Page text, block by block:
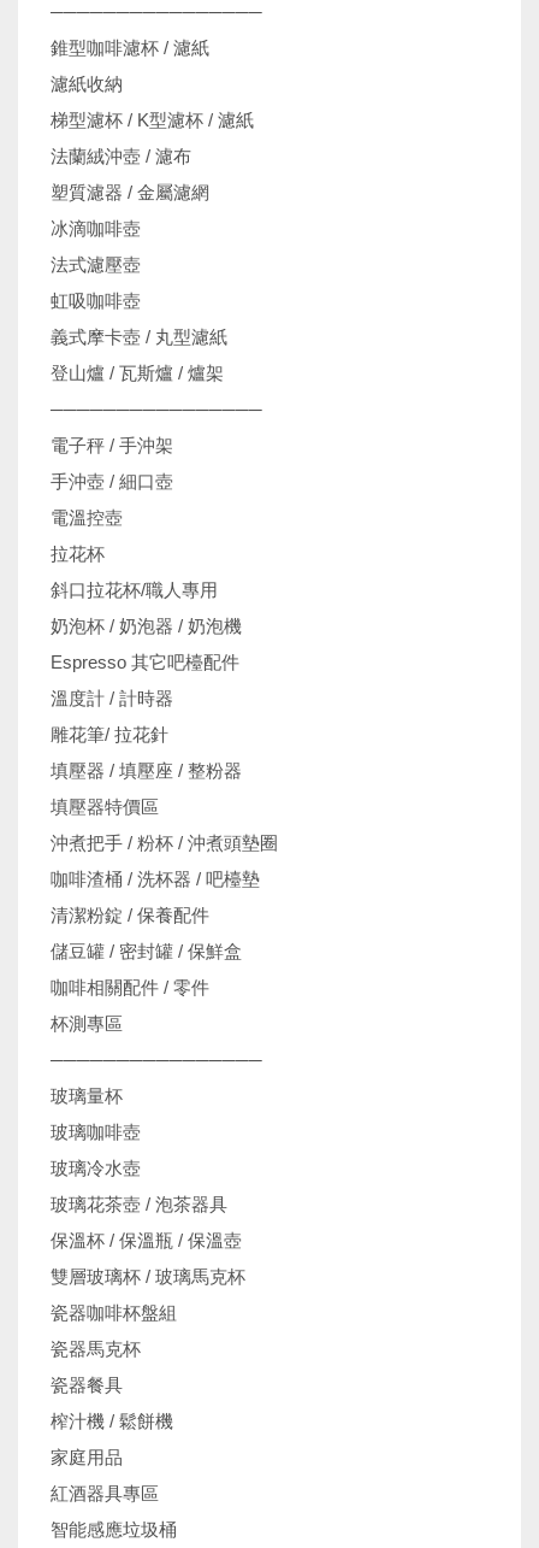
────────────────
錐型咖啡濾杯 / 濾紙
濾紙收納
梯型濾杯 / K型濾杯 / 濾紙
法蘭絨沖壺 / 濾布
塑質濾器 / 金屬濾網
冰滴咖啡壺
法式濾壓壺
虹吸咖啡壺
義式摩卡壺 / 丸型濾紙
登山爐 / 瓦斯爐 / 爐架
────────────────
電子秤 / 手沖架
手沖壺 / 細口壺
電溫控壺
拉花杯
斜口拉花杯/職人專用
奶泡杯 / 奶泡器 / 奶泡機
Espresso 其它吧檯配件
溫度計 / 計時器
雕花筆/ 拉花針
填壓器 / 填壓座 / 整粉器
填壓器特價區
沖煮把手 / 粉杯 / 沖煮頭墊圈
咖啡渣桶 / 洗杯器 / 吧檯墊
清潔粉錠 / 保養配件
儲豆罐 / 密封罐 / 保鮮盒
咖啡相關配件 / 零件
杯測專區
────────────────
玻璃量杯
玻璃咖啡壺
玻璃冷水壺
玻璃花茶壺 / 泡茶器具
保溫杯 / 保溫瓶 / 保溫壺
雙層玻璃杯 / 玻璃馬克杯
瓷器咖啡杯盤組
瓷器馬克杯
瓷器餐具
榨汁機 / 鬆餅機
家庭用品
紅酒器具專區
智能感應垃圾桶